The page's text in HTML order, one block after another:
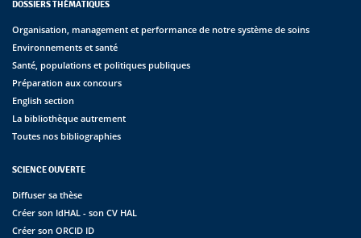
DOSSIERS THÉMATIQUES
Organisation, management et performance de notre système de soins
Environnements et santé
Santé, populations et politiques publiques
Préparation aux concours
English section
La bibliothèque autrement
Toutes nos bibliographies
SCIENCE OUVERTE
Diffuser sa thèse
Créer son IdHAL - son CV HAL
Créer son ORCID ID